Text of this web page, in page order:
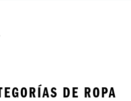
DE ROPA